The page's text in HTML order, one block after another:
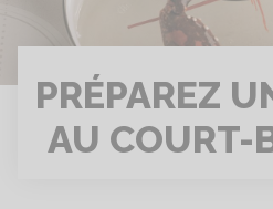
PRÉPAREZ
AU COURT-